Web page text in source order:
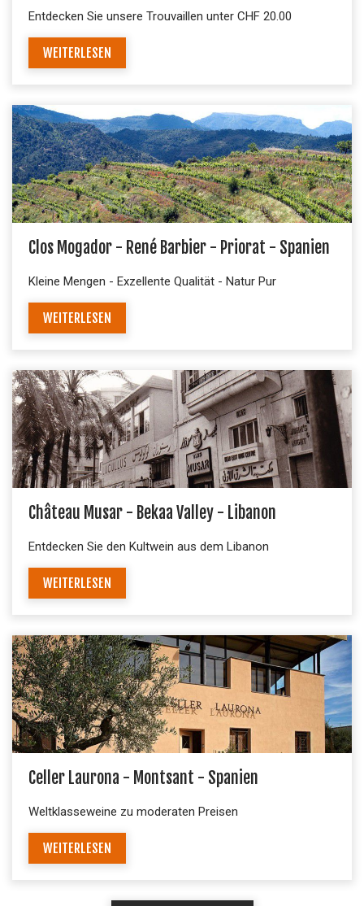
Entdecken Sie unsere Trouvaillen unter CHF 20.00
WEITERLESEN
Clos Mogador - René Barbier - Priorat - Spanien
Kleine Mengen - Exzellente Qualität - Natur Pur
WEITERLESEN
Château Musar - Bekaa Valley - Libanon
Entdecken Sie den Kultwein aus dem Libanon
WEITERLESEN
Celler Laurona - Montsant - Spanien
Weltklasseweine zu moderaten Preisen
WEITERLESEN